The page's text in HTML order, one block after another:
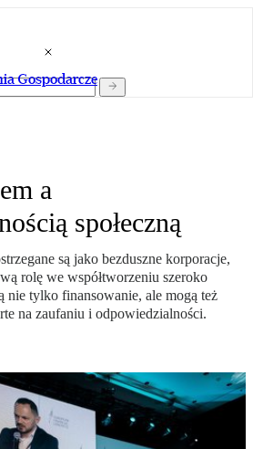
Gospodarcze
a
społeczną
są jako bezduszne korporacje,
rolę we współtworzeniu szeroko
nie tylko finansowanie, ale mogą też
na zaufaniu i odpowiedzialności.